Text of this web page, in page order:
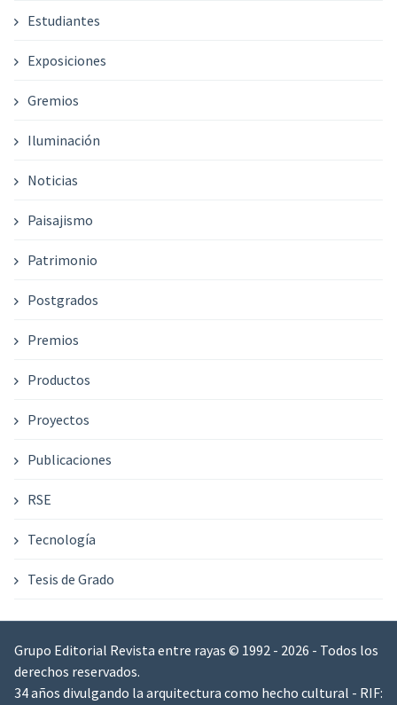
Estudiantes
Exposiciones
Gremios
Iluminación
Noticias
Paisajismo
Patrimonio
Postgrados
Premios
Productos
Proyectos
Publicaciones
RSE
Tecnología
Tesis de Grado
Grupo Editorial Revista entre rayas © 1992 - 2026 - Todos los
derechos reservados.
34 años divulgando la arquitectura como hecho cultural - RIF: